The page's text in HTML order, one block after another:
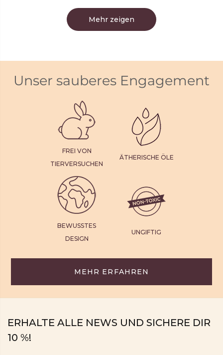
Mehr zeigen
Unser sauberes Engagement
FREI VON
TIERVERSUCHEN
ÄTHERISCHE ÖLE
BEWUSSTES
DESIGN
UNGIFTIG
MEHR ERFAHREN
ERHALTE ALLE NEWS UND SICHERE DIR
10 %!